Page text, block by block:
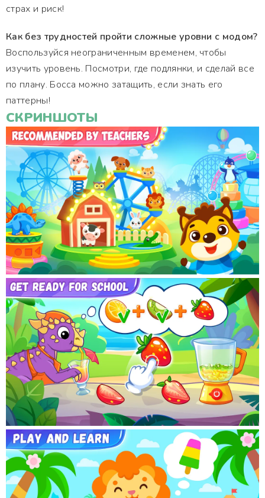
страх и риск!
Как без трудностей пройти сложные уровни с модом?
Воспользуйся неограниченным временем, чтобы
изучить уровень. Посмотри, где подлянки, и сделай все
по плану. Босса можно затащить, если знать его
паттерны!
СКРИНШОТЫ